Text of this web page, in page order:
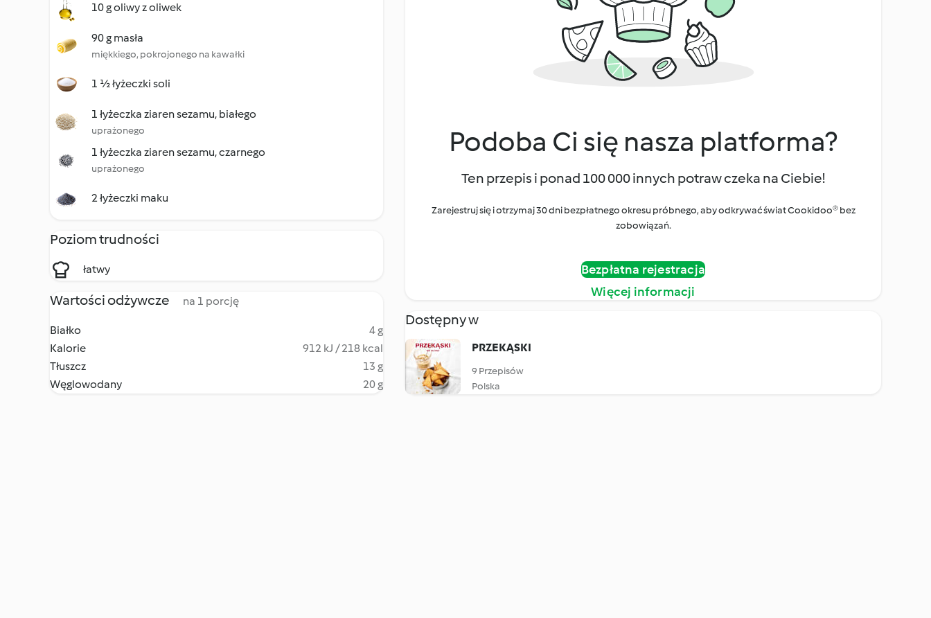
10 g oliwy z oliwek
90 g masła
miękkiego, pokrojonego na kawałki
1 ½ łyżeczki soli
1 łyżeczka ziaren sezamu, białego
uprażonego
1 łyżeczka ziaren sezamu, czarnego
uprażonego
2 łyżeczki maku
Poziom trudności
łatwy
Wartości odżywcze na 1 porcję
Białko
4 g
Kalorie
912 kJ / 218 kcal
Tłuszcz
13 g
Węglowodany
20 g
Podoba Ci się nasza platforma?
Ten przepis i ponad 100 000 innych potraw czeka na Ciebie!
Zarejestruj się i otrzymaj 30 dni bezpłatnego okresu próbnego, aby odkrywać świat Cookidoo® bez
zobowiązań.
Bezpłatna rejestracja
Więcej informacji
Dostępny w
PRZEKĄSKI
9 Przepisów
Polska